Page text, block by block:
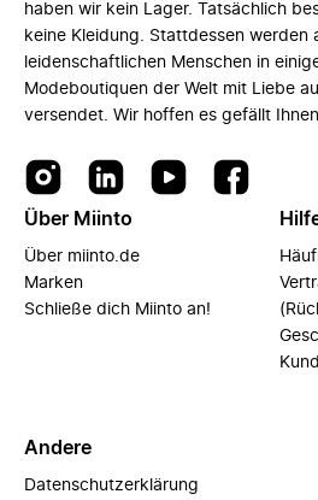
haben wir kein Lager. Tatsächlich
keine Kleidung. Stattdessen werden
leidenschaftlichen Menschen in
Modeboutiquen der Welt mit Liebe
versendet. Wir hoffen es gefällt
Über Miinto
Über miinto.de
Marken
Schließe dich Miinto an!
Andere
Datenschutzerklärung